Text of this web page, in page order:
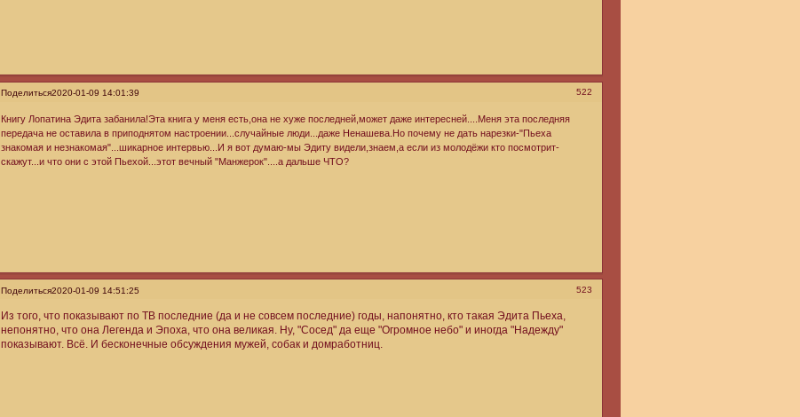
Поделиться 522
2020-01-09 14:01:39
Книгу Лопатина Эдита забанила!Эта книга у меня есть,она не хуже последней,может даже интересней....Меня эта последняя
передача не оставила в приподнятом настроении...случайные люди...даже Ненашева.Но почему не дать нарезки-"Пьеха
знакомая и незнакомая"...шикарное интервью...И я вот думаю-мы Эдиту видели,знаем,а если из молодёжи кто посмотрит-
скажут...и что они с этой Пьехой...этот вечный "Манжерок"....а дальше ЧТО?
Поделиться 523
2020-01-09 14:51:25
Из того, что показывают по ТВ последние (да и не совсем последние) годы, напонятно, кто такая Эдита Пьеха,
непонятно, что она Легенда и Эпоха, что она великая. Ну, "Сосед" да еще "Огромное небо" и иногда "Надежду"
показывают. Всё. И бесконечные обсуждения мужей, собак и домработниц.